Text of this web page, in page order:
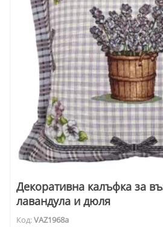
Декоративна калъфка за
лавандула и дюля
Код:VAZ1968a